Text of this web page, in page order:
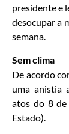
presidente e
desocupar a
semana.
Sem clima
De acordo
uma anistia
atos do 8 de
Estado).